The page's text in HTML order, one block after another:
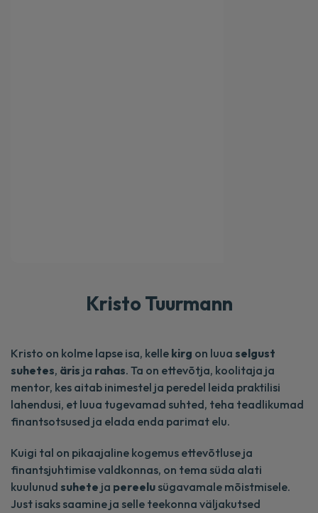
Kristo Tuurmann
Kristo on kolme lapse isa, kelle kirg on luua selgust
suhetes, äris ja rahas. Ta on ettevõtja, koolitaja ja
mentor, kes aitab inimestel ja peredel leida praktilisi
lahendusi, et luua tugevamad suhted, teha teadlikumad
finantsotsused ja elada enda parimat elu.
Kuigi tal on pikaajaline kogemus ettevõtluse ja
finantsjuhtimise valdkonnas, on tema süda alati
kuulunud suhete ja pereelu sügavamale mõistmisele.
Just isaks saamine ja selle teekonna väljakutsed